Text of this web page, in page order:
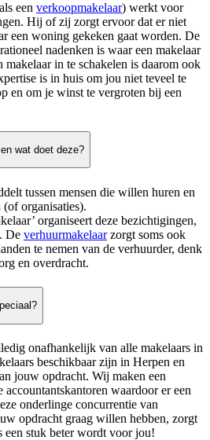
een verkoopmakelaar) werkt voor
Hij of zij zorgt ervoor dat er niet
een woning gekeken gaat worden. De
nadenken is waar een makelaar
makelaar in te schakelen is daarom ook
is in huis om jou niet teveel te
en om je winst te vergroten bij een
wat doet deze?
tussen mensen die willen huren en
organisaties).
organiseert deze bezichtigingen,
De verhuurmakelaarzorgt soms ook
te nemen van de verhuurder, denk
en overdracht.
onafhankelijk van alle makelaars in
beschikbaar zijn in Herpen en
jouw opdracht. Wij maken een
waardoor er een
onderlinge concurrentie van
opdracht graag willen hebben, zorgt
stuk beter wordt voor jou!